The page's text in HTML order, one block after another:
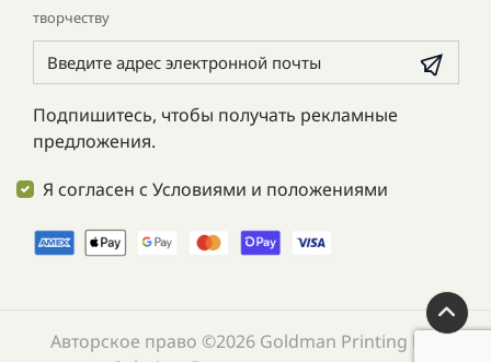
творчеству
Подпишитесь, чтобы получать рекламные
предложения.
Я согласен с Условиями и положениями
Авторское право ©2026 Goldman Printing LLC